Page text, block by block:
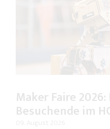
Maker Faire
Besuchende im